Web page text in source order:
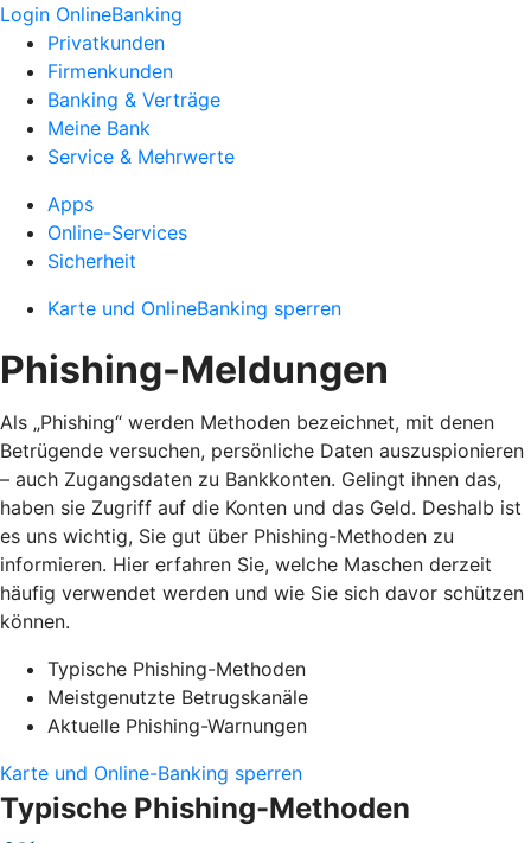
Login OnlineBanking
Privatkunden
Firmenkunden
Banking & Verträge
Meine Bank
Service & Mehrwerte
Apps
Online-Services
Sicherheit
Karte und OnlineBanking sperren
Phishing-Meldungen
Als „Phishing“ werden Methoden bezeichnet, mit denen
Betrügende versuchen, persönliche Daten auszuspionieren
– auch Zugangsdaten zu Bankkonten. Gelingt ihnen das,
haben sie Zugriff auf die Konten und das Geld. Deshalb ist
es uns wichtig, Sie gut über Phishing-Methoden zu
informieren. Hier erfahren Sie, welche Maschen derzeit
häufig verwendet werden und wie Sie sich davor schützen
können.
Typische Phishing-Methoden
Meistgenutzte Betrugskanäle
Aktuelle Phishing-Warnungen
Karte und Online-Banking sperren
Typische Phishing-Methoden